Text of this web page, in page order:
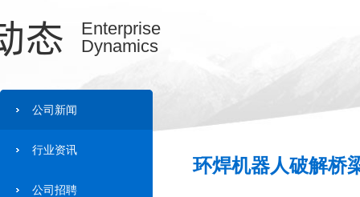
态
Enterprise
Dynamics
公司新闻
行业资讯
公司招聘
环焊机器人破解桥